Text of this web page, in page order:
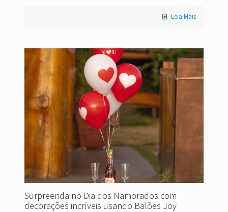
Leia Mais
Surpreenda no Dia dos Namorados com
decorações incríveis usando Balões Joy